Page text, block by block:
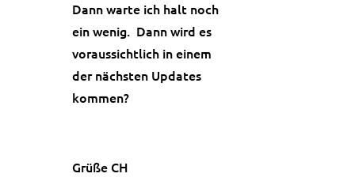
Dann warte ich halt noch
ein wenig. Dann wird es
voraussichtlich in einem
der nächsten Updates
kommen?
Grüße CH